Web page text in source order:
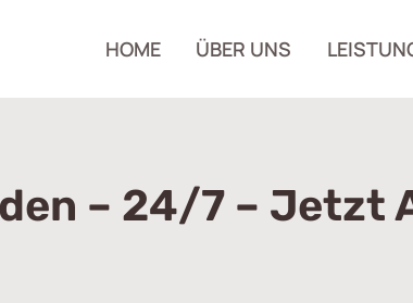
HOME ÜBER UNS
– 24/7 – Jetzt